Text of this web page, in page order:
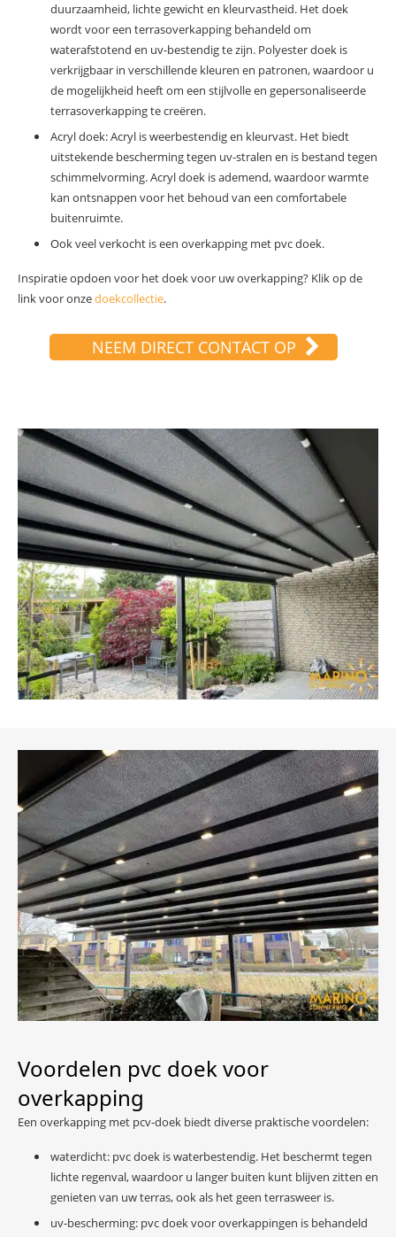
duurzaamheid, lichte gewicht en kleurvastheid. Het doek
wordt voor een terrasoverkapping behandeld om
waterafstotend en uv-bestendig te zijn. Polyester doek is
verkrijgbaar in verschillende kleuren en patronen, waardoor u
de mogelijkheid heeft om een stijlvolle en gepersonaliseerde
terrasoverkapping te creëren.
Acryl doek: Acryl is weerbestendig en kleurvast. Het biedt
uitstekende bescherming tegen uv-stralen en is bestand tegen
schimmelvorming. Acryl doek is ademend, waardoor warmte
kan ontsnappen voor het behoud van een comfortabele
buitenruimte.
Ook veel verkocht is een overkapping met pvc doek.
Inspiratie opdoen voor het doek voor uw overkapping? Klik op de
link voor onzedoekcollectie.
NEEM DIRECT CONTACT OP
Voordelen pvc doek voor
overkapping
Een overkapping met pcv-doek biedt diverse praktische voordelen:
waterdicht: pvc doek is waterbestendig. Het beschermt tegen
lichte regenval, waardoor u langer buiten kunt blijven zitten en
genieten van uw terras, ook als het geen terrasweer is.
uv-bescherming: pvc doek voor overkappingen is behandeld